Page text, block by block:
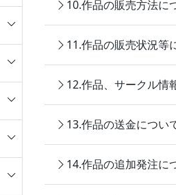
10.作品の販売方法に
11.作品の販売状況等
12.作品、サークル情
13.作品の送金につい
14.作品の追加発注に